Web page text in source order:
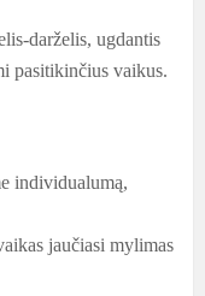
darželis, ugdantis
pasitikinčius vaikus.
individualumą,
jaučiasi mylimas